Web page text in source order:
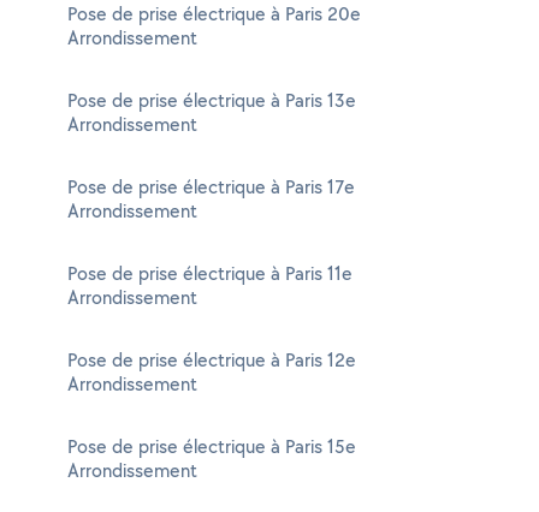
Pose de prise électrique à Paris 20e
Arrondissement
Pose de prise électrique à Paris 13e
Arrondissement
Pose de prise électrique à Paris 17e
Arrondissement
Pose de prise électrique à Paris 11e
Arrondissement
Pose de prise électrique à Paris 12e
Arrondissement
Pose de prise électrique à Paris 15e
Arrondissement